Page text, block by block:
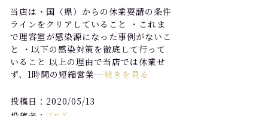
当店は・国（県）からの休業要請の条件
ラインをクリアしていること ・これま
で理容室が感染源になった事例がないこ
と ・以下の感染対策を徹底して行って
いること 以上の理由で当店では休業せ
ず、1時間の短縮営業… 続きを見る
投稿日：2020/05/13